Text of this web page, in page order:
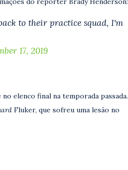
to their practice squad, I'm
17, 2019
elenco final na temporada passada.
Fluker, que sofreu uma lesão no